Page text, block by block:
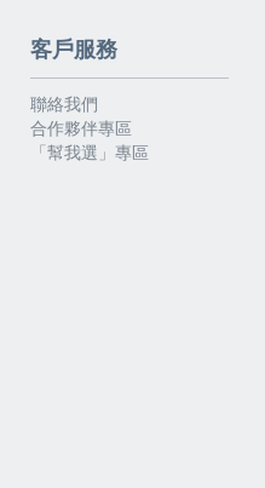
客戶服務
聯絡我們
合作夥伴專區
「幫我選」專區